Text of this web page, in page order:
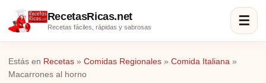
RecetasRicas.net
Recetas fáciles, rápidas y sabrosas ☰
Estás en Recetas » Comidas Regionales » Comida Italiana »
Macarrones al horno